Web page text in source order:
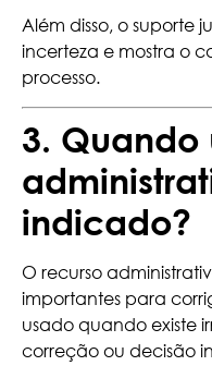
Além disso, o suporte
incerteza e mostra o
processo.
3. Quando
indicado?
O recurso
importantes para
usado quando existe
correção ou decisão